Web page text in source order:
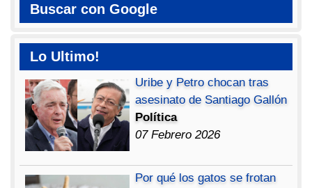
Buscar con Google
Lo Ultimo!
Uribe y Petro chocan tras
asesinato de Santiago Gallón
Política
07 Febrero 2026
Por qué los gatos se frotan